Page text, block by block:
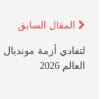
المقال السابق
لتفادي أزمة
العالم 2026